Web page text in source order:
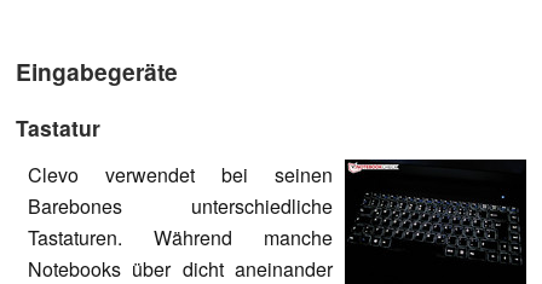
Eingabegeräte
Tastatur
Clevo verwendet bei seinen
Barebones unterschiedliche
Tastaturen. Während manche
Notebooks über dicht aneinander